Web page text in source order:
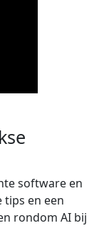
software en
en een
rondom AI bij